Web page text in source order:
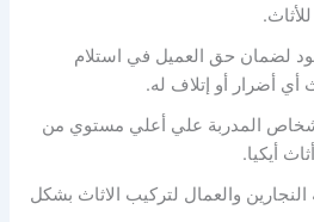
لضمان حق العميل في استلام
أي أضرار أو إتلاف له.
المدربة علي أعلي مستوي من
أيكيا.
والعمال لتركيب الاثاث بشكل